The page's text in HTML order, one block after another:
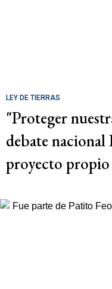
LEY DE TIERRAS
"Proteger
debate nacional
proyecto propio